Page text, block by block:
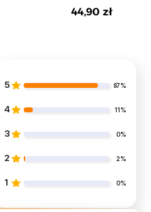
bawełniana Premium
dekolt
44,90 zł
5 87%
4 11%
3 0%
2 2%
1 0%